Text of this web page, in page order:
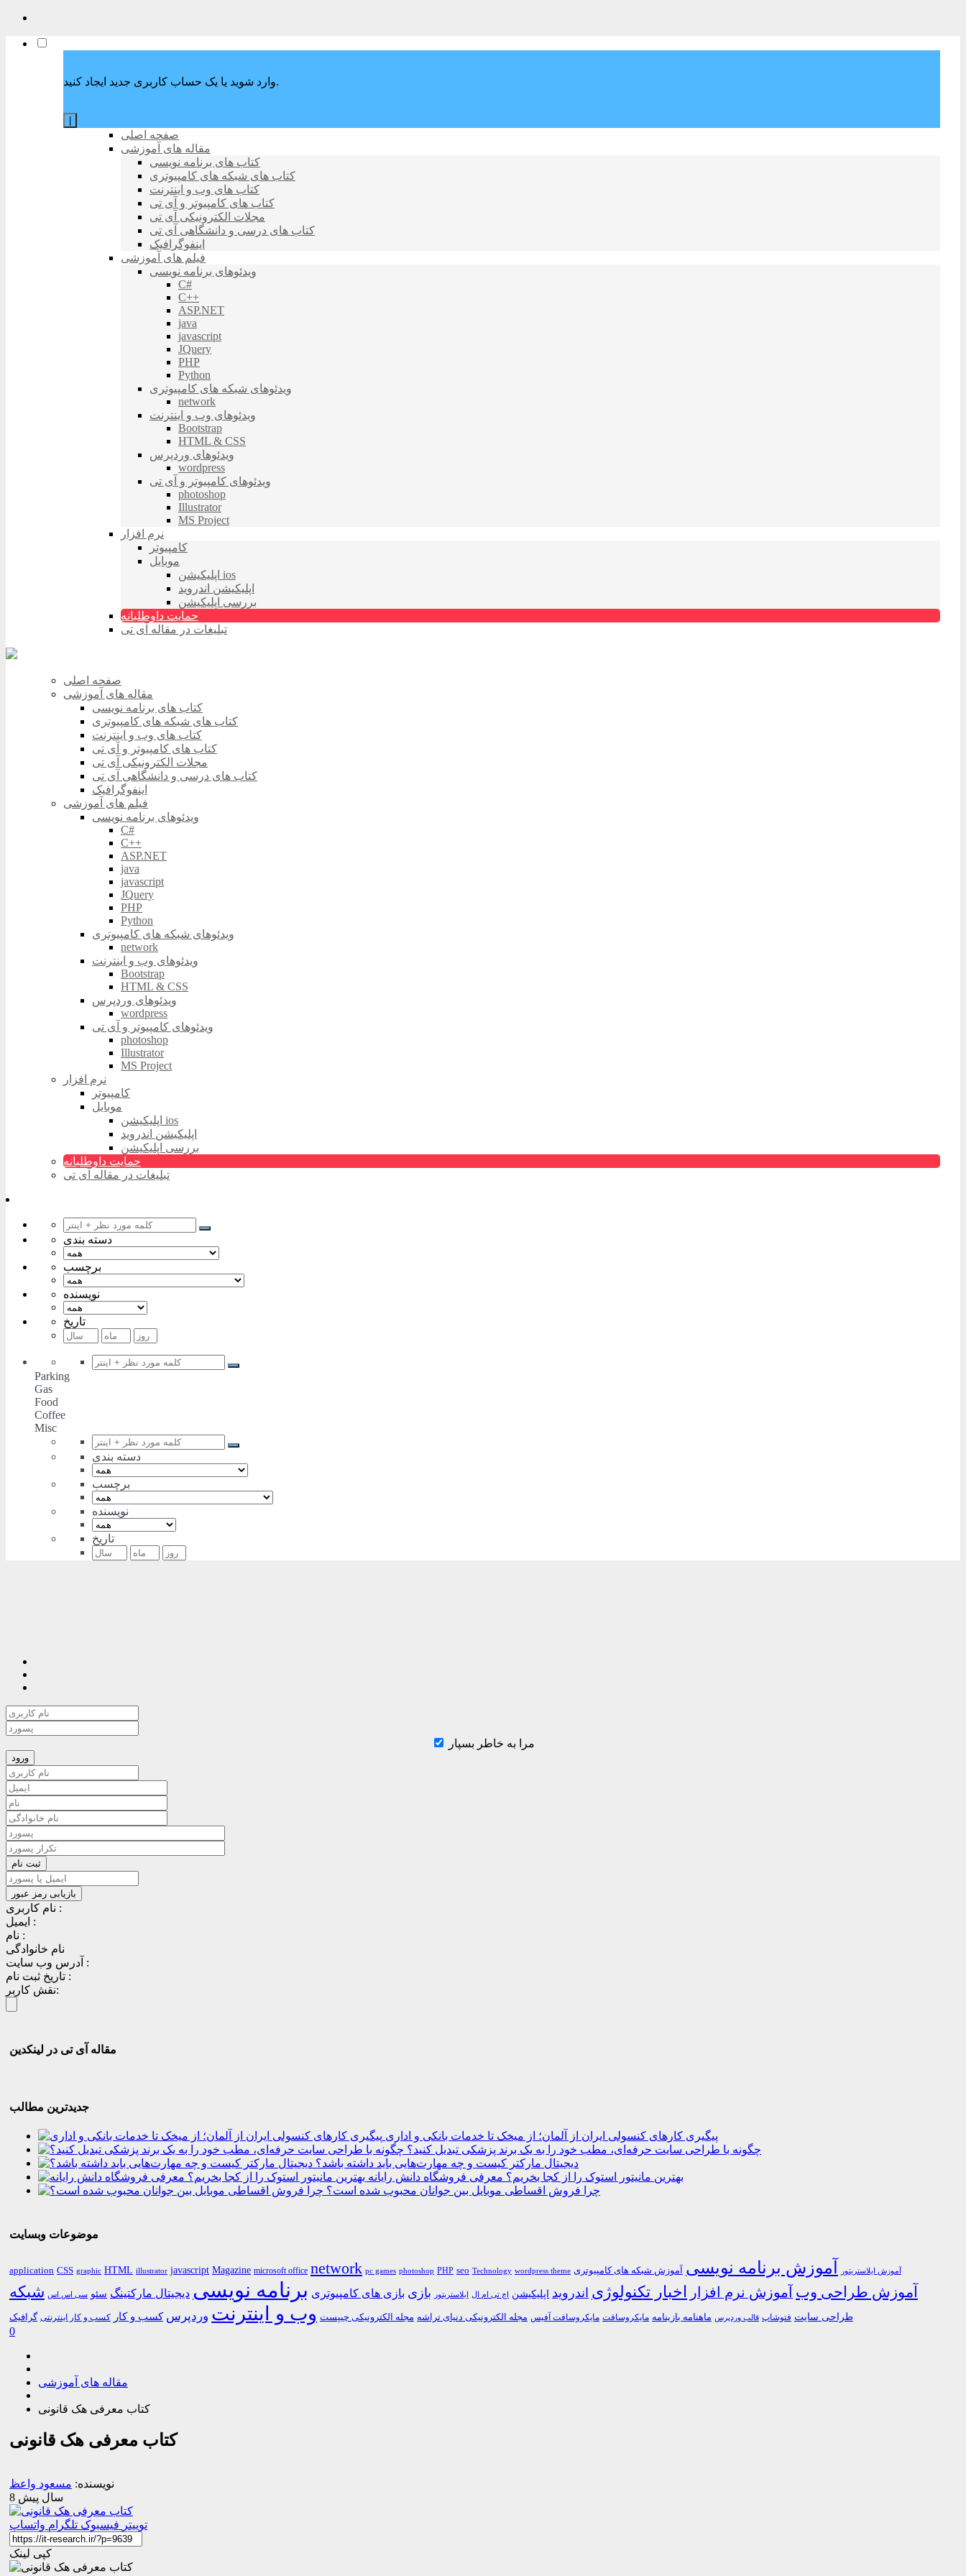
وارد شوید یا یک حساب کاربری جدید ایجاد کنید.
صفحه اصلی
مقاله های آموزشی
کتاب های برنامه نویسی
کتاب های شبکه های کامپیوتری
کتاب های وب و اینترنت
کتاب های کامپیوتر و آی تی
مجلات الکترونیکی آی تی
کتاب های درسی و دانشگاهی آی تی
اینفوگرافیک
فیلم های آموزشی
ویدئوهای برنامه نویسی
C#
C++
ASP.NET
java
javascript
JQuery
PHP
Python
ویدئوهای شبکه های کامپیوتری
network
ویدئوهای وب و اینترنت
Bootstrap
HTML & CSS
ویدئوهای وردپرس
wordpress
ویدئوهای کامپیوتر و آی تی
photoshop
Illustrator
MS Project
نرم افزار
کامپیوتر
موبایل
اپلیکیشن ios
اپلیکیشن اندروید
بررسی اپلیکیشن
حمایت داوطلبانه
تبلیغات در مقاله آی تی
صفحه اصلی
مقاله های آموزشی
کتاب های برنامه نویسی
کتاب های شبکه های کامپیوتری
کتاب های وب و اینترنت
کتاب های کامپیوتر و آی تی
مجلات الکترونیکی آی تی
کتاب های درسی و دانشگاهی آی تی
اینفوگرافیک
فیلم های آموزشی
ویدئوهای برنامه نویسی
C#
C++
ASP.NET
java
javascript
JQuery
PHP
Python
ویدئوهای شبکه های کامپیوتری
network
ویدئوهای وب و اینترنت
Bootstrap
HTML & CSS
ویدئوهای وردپرس
wordpress
ویدئوهای کامپیوتر و آی تی
photoshop
Illustrator
MS Project
نرم افزار
کامپیوتر
موبایل
اپلیکیشن ios
اپلیکیشن اندروید
بررسی اپلیکیشن
حمایت داوطلبانه
تبلیغات در مقاله آی تی
دسته بندی
برچسب
نویسنده
تاریخ
Parking
Gas
Food
Coffee
Misc
دسته بندی
برچسب
نویسنده
تاریخ
مرا به خاطر بسپار
نام کاربری :
ایمیل :
نام :
نام خانوادگی
آدرس وب سایت :
تاریخ ثبت نام :
نقش کاربر:
مقاله آی تی در لینکدین
جدیدترین مطالب
پیگیری کارهای کنسولی ایران از آلمان؛ از میخک تا خدمات بانکی و اداری
چگونه با طراحی سایت حرفه‌ای، مطب خود را به یک برند پزشکی تبدیل کنید؟
دیجیتال مارکتر کیست و چه مهارت‌هایی باید داشته باشد؟
بهترین مانیتور استوک را از کجا بخریم؟ معرفی فروشگاه دانش رایانه
چرا فروش اقساطی موبایل بین جوانان محبوب شده است؟
موضوعات وبسایت
application CSS graphic HTML illustrator javascript Magazine microsoft office network pc games photoshop PHP seo Technology wordpress theme آموزش ایلاستریتور آموزش برنامه نویسی آموزش شبکه های کامپیوتری
آموزش طراحی وب آموزش نرم افزار اخبار تکنولوژی اندروید اپلیکیشن اچ تی ام ال ایلاستریتور بازی بازی های کامپیوتری برنامه نویسی دیجیتال مارکتینگ سئو سی اس اس شبکه
طراحی سایت فتوشاپ قالب وردپرس ماهنامه بازینامه مایکروسافت مایکروسافت آفیس مجله الکترونیکی دنیای تراشه مجله الکترونیکی چیپست وب و اینترنت وردپرس کسب و کار کسب و کار اینترنتی گرافیک
0
مقاله های آموزشی
کتاب معرفی هک قانونی
کتاب معرفی هک قانونی
نویسنده: مسعود واعظ
8 سال پیش
توییتر فیسبوک تلگرام واتساپ
کپی لینک